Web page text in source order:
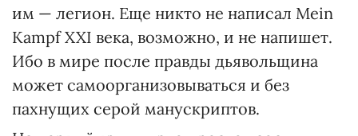
им — легион. Еще никто не написал Mein
Kampf XXI века, возможно, и не напишет.
Ибо в мире после правды дьявольщина
может самоорганизовываться и без
пахнущих серой манускриптов.